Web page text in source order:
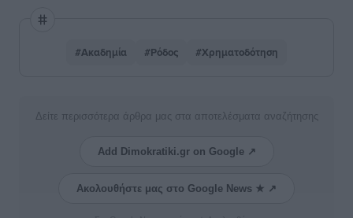
#Ακαδημία #Ρόδος #Χρηματοδότηση
Δείτε περισσότερα άρθρα μας στα αποτελέσματα αναζήτησης
Add Dimokratiki.gr on Google ↗
Ακολουθήστε μας στο Google News ★ ↗